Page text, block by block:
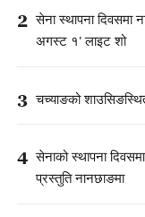
2 सेना स्थापना दिवसमा
अगस्ट १' लाइट शो
3 चच्याङको
4 सेनाको स्थापना
प्रस्तुति नानछाङमा